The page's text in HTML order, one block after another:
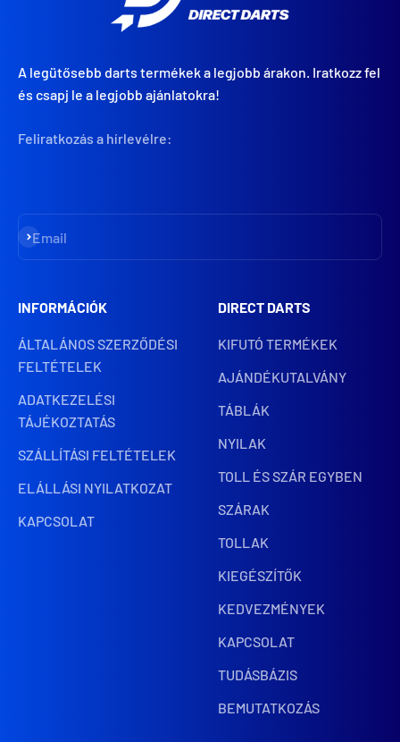
A legütősebb darts termékek a legjobb árakon. Iratkozz fel
és csapj le a legjobb ajánlatokra!
Feliratkozás a hírlevélre:
Email
Iratkozz fel
INFORMÁCIÓK
ÁLTALÁNOS SZERZŐDÉSI
FELTÉTELEK
ADATKEZELÉSI
TÁJÉKOZTATÁS
SZÁLLÍTÁSI FELTÉTELEK
ELÁLLÁSI NYILATKOZAT
KAPCSOLAT
DIRECT DARTS
KIFUTÓ TERMÉKEK
AJÁNDÉKUTALVÁNY
TÁBLÁK
NYILAK
TOLL ÉS SZÁR EGYBEN
SZÁRAK
TOLLAK
KIEGÉSZÍTŐK
KEDVEZMÉNYEK
KAPCSOLAT
TUDÁSBÁZIS
BEMUTATKOZÁS